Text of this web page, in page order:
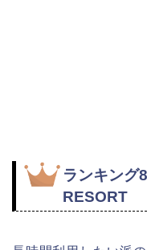
ランキング
RESORT